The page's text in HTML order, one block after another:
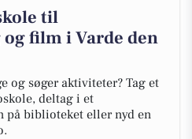
til
film i Varde den
og søger aktiviteter? Tag et
deltag i et
på biblioteket eller nyd en